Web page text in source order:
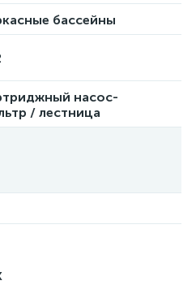
бассейны
насос-
/ лестница